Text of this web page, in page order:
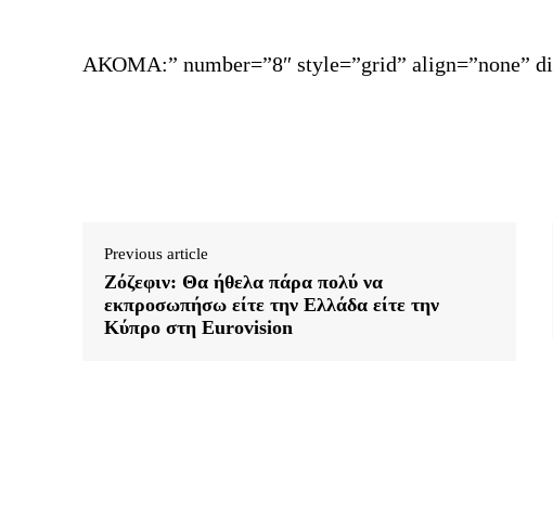
ΑΚΟΜΑ:” number=”8″ style=”grid” align=”none”
Previous article
Ζόζεφιν: Θα ήθελα πάρα πολύ να
εκπροσωπήσω είτε την Ελλάδα είτε την
Κύπρο στη Eurovision